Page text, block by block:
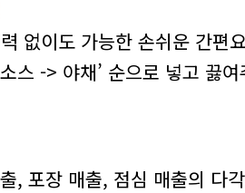
없이도 가능한 손쉬운 간편
스 -> 야채’ 순으로 넣고 끓
, 포장 매출, 점심 매출의 다